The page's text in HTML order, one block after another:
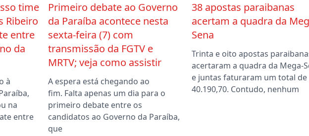
time
Ribeiro
entre
da
à
na
entre
Primeiro debate ao Governo
da Paraíba acontece nesta
sexta-feira (7) com
transmissão da FGTV e
MRTV; veja como assistir
A espera está chegando ao
fim. Falta apenas um dia para o
primeiro debate entre os
candidatos ao Governo da Paraíba,
que
38 apostas paraibanas
acertam a quadra da
Sena
Trinta e oito apostas
acertaram a quadra da Mega-
e juntas faturaram um total de
40.190,70. Contudo, nenhum